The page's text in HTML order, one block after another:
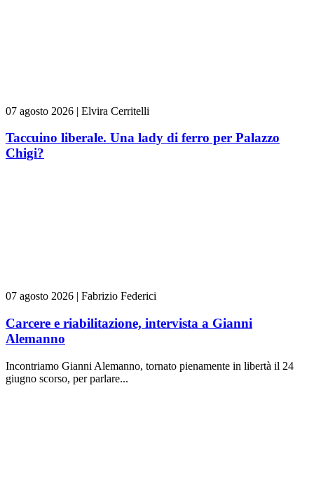
07 agosto 2026 | Elvira Cerritelli
Taccuino liberale. Una lady di ferro per Palazzo
Chigi?
07 agosto 2026 | Fabrizio Federici
Carcere e riabilitazione, intervista a Gianni
Alemanno
Incontriamo Gianni Alemanno, tornato pienamente in libertà il 24
giugno scorso, per parlare...